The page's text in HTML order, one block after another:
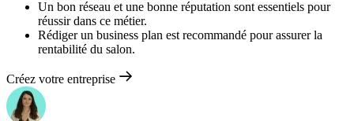
Un bon réseau et une bonne réputation sont essentiels pour
réussir dans ce métier.
Rédiger un business plan est recommandé pour assurer la
rentabilité du salon.
Créez votre entreprise